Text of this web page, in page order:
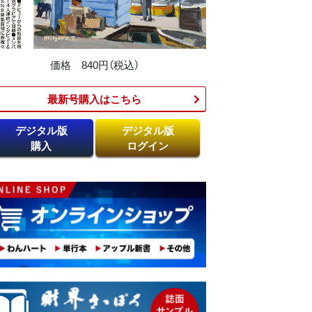
価格 840円（税込）
最新号購入はこちら​
デジタル版
購入
デジタル版
ログイン